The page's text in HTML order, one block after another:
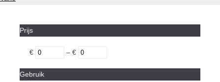
Prijs
€ – €
Gebruik